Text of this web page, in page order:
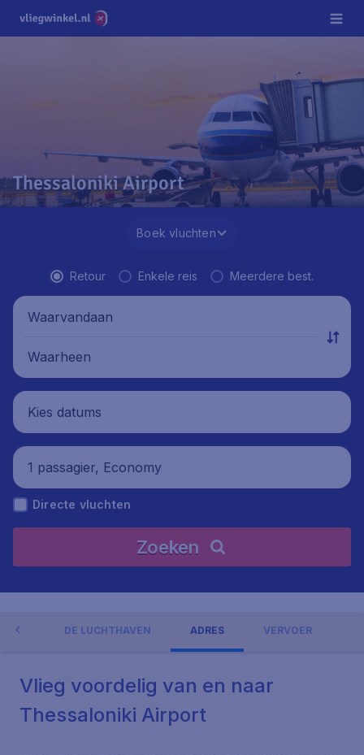
Thessaloniki Airport
Boek vluchten
Retour Enkele reis Meerdere best.
Waarvandaan
Waarheen
Kies datums
1 passagier, Economy
Directe vluchten
Zoeken
DE LUCHTHAVEN ADRES VERVOER
Vlieg voordelig van en naar
Thessaloniki Airport